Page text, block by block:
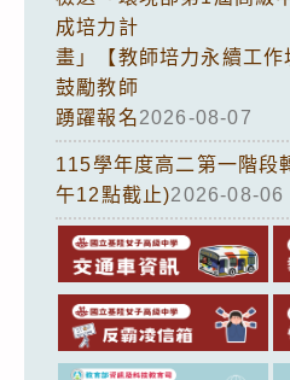
成培力計
畫」【教師培力永續工
鼓勵教師
踴躍報名2026-08-07
115學年度高二第一階段
午12點截止)2026-08-06